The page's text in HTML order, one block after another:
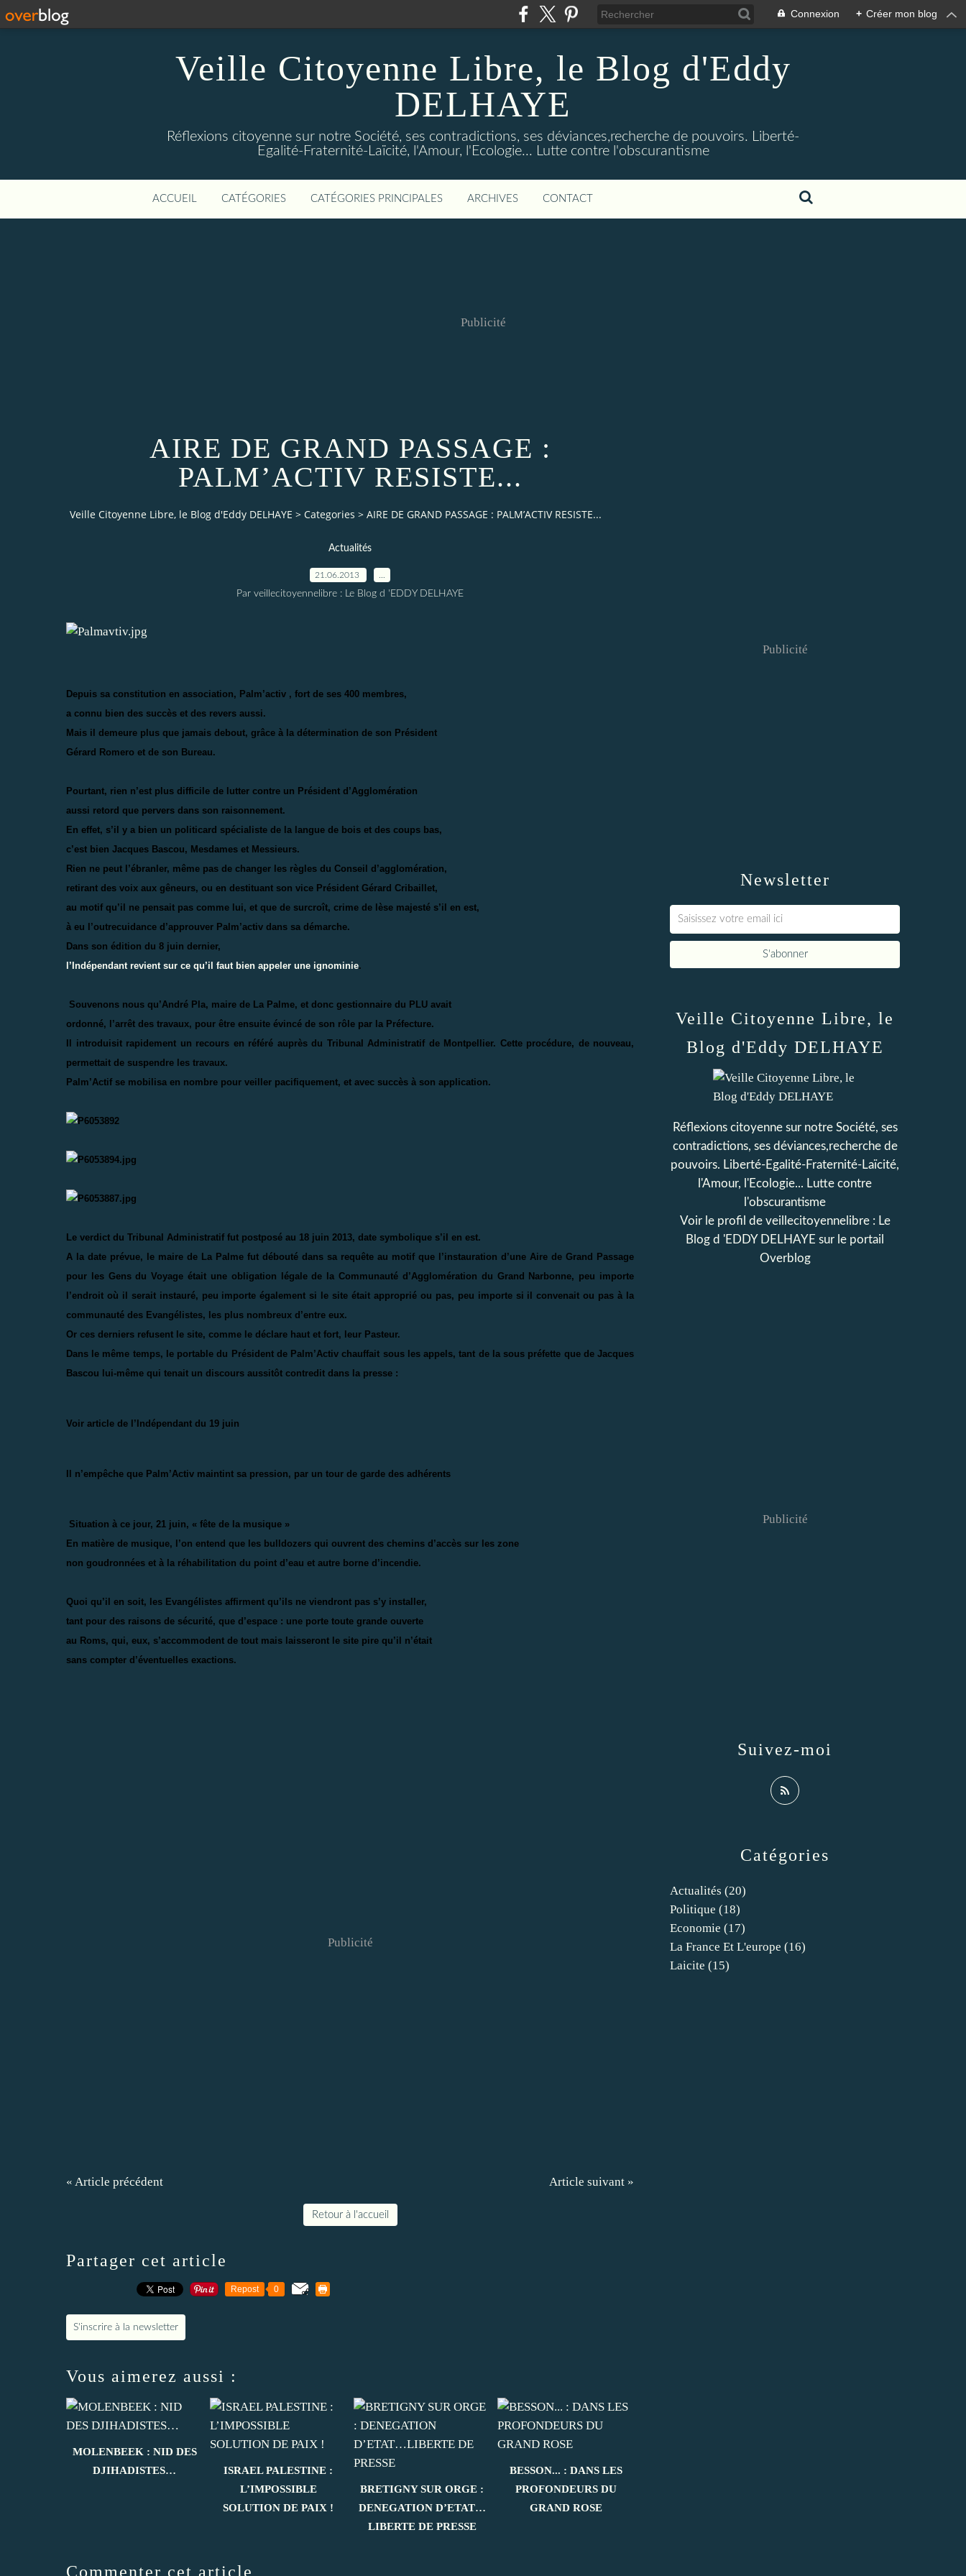
Connexion + Créer mon blog
Veille Citoyenne Libre, le Blog d'Eddy
DELHAYE
Réflexions citoyenne sur notre Société, ses contradictions, ses déviances,recherche de pouvoirs. Liberté-
Egalité-Fraternité-Laïcité, l'Amour, l'Ecologie... Lutte contre l'obscurantisme
ACCUEIL CATÉGORIES CATÉGORIES PRINCIPALES ARCHIVES CONTACT
Publicité
AIRE DE GRAND PASSAGE :
PALM’ACTIV RESISTE...
Veille Citoyenne Libre, le Blog d'Eddy DELHAYE > Categories > AIRE DE GRAND PASSAGE : PALM’ACTIV RESISTE...
Actualités
21.06.2013
Par veillecitoyennelibre : Le Blog d 'EDDY DELHAYE
Depuis sa constitution en association, Palm’activ , fort de ses 400 membres,
a connu bien des succès et des revers aussi.
Mais il demeure plus que jamais debout, grâce à la détermination de son Président
Gérard Romero et de son Bureau.
Pourtant, rien n’est plus difficile de lutter contre un Président d’Agglomération
aussi retord que pervers dans son raisonnement.
En effet, s’il y a bien un politicard spécialiste de la langue de bois et des coups bas,
c’est bien Jacques Bascou, Mesdames et Messieurs.
Rien ne peut l’ébranler, même pas de changer les règles du Conseil d’agglomération,
retirant des voix aux gêneurs, ou en destituant son vice Président Gérard Cribaillet,
au motif qu’il ne pensait pas comme lui, et que de surcroît, crime de lèse majesté s’il en est,
à eu l’outrecuidance d’approuver Palm’activ dans sa démarche.
Dans son édition du 8 juin dernier,
l’Indépendant revient sur ce qu’il faut bien appeler une ignominie.
Souvenons nous qu’André Pla, maire de La Palme, et donc gestionnaire du PLU avait
ordonné, l’arrêt des travaux, pour être ensuite évincé de son rôle par la Préfecture.
Il introduisit rapidement un recours en référé auprès du Tribunal Administratif de Montpellier. Cette procédure, de nouveau,
permettait de suspendre les travaux.
Palm’Actif se mobilisa en nombre pour veiller pacifiquement, et avec succès à son application.
Le verdict du Tribunal Administratif fut postposé au 18 juin 2013, date symbolique s’il en est.
A la date prévue, le maire de La Palme fut débouté dans sa requête au motif que l’instauration d’une Aire de Grand Passage
pour les Gens du Voyage était une obligation légale de la Communauté d’Agglomération du Grand Narbonne, peu importe
l’endroit où il serait instauré, peu importe également si le site était approprié ou pas, peu importe si il convenait ou pas à la
communauté des Evangélistes, les plus nombreux d’entre eux.
Or ces derniers refusent le site, comme le déclare haut et fort, leur Pasteur.
Dans le même temps, le portable du Président de Palm’Activ chauffait sous les appels, tant de la sous préfette que de Jacques
Bascou lui-même qui tenait un discours aussitôt contredit dans la presse :
Voir article de l’Indépendant du 19 juin
Il n’empêche que Palm’Activ maintint sa pression, par un tour de garde des adhérents
Situation à ce jour, 21 juin, « fête de la musique »
En matière de musique, l’on entend que les bulldozers qui ouvrent des chemins d’accès sur les zone
non goudronnées et à la réhabilitation du point d’eau et autre borne d’incendie.
Quoi qu’il en soit, les Evangélistes affirment qu’ils ne viendront pas s’y installer,
tant pour des raisons de sécurité, que d’espace : une porte toute grande ouverte
au Roms, qui, eux, s’accommodent de tout mais laisseront le site pire qu’il n’était
sans compter d’éventuelles exactions.
Publicité
« Article précédent Article suivant »
Retour à l'accueil
Partager cet article
Repost 0
S'inscrire à la newsletter
Vous aimerez aussi :
MOLENBEEK : NID DES
DJIHADISTES…
ISRAEL PALESTINE :
L’IMPOSSIBLE
SOLUTION DE PAIX !
BRETIGNY SUR ORGE :
DENEGATION D’ETAT…
LIBERTE DE PRESSE
BESSON... : DANS LES
PROFONDEURS DU
GRAND ROSE
Commenter cet article
Newsletter
Publicité
Catégories
Actualités (20)
Politique (18)
Economie (17)
La France Et L'europe (16)
Laicite (15)
Veille Citoyenne Libre, le
Blog d'Eddy DELHAYE
Réflexions citoyenne sur notre Société, ses
contradictions, ses déviances,recherche de
pouvoirs. Liberté-Egalité-Fraternité-Laïcité,
l'Amour, l'Ecologie... Lutte contre
l'obscurantisme
Voir le profil de veillecitoyennelibre : Le
Blog d 'EDDY DELHAYE sur le portail
Overblog
Suivez-moi
Publicité